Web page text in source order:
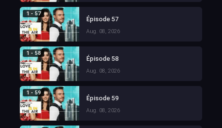
1 - 57
Épisode 57
Aug. 08, 2026
1 - 58
Épisode 58
Aug. 08, 2026
1 - 59
Épisode 59
Aug. 08, 2026